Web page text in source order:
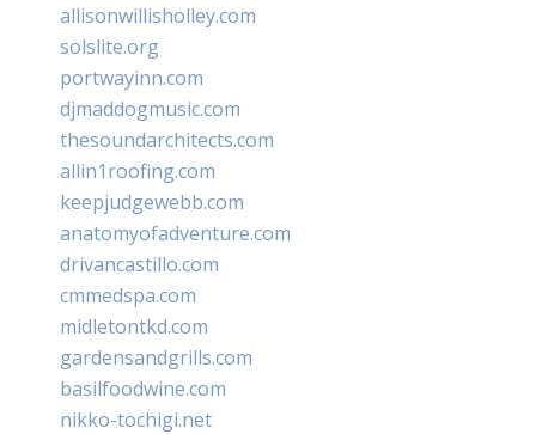
allisonwillisholley.com
solslite.org
portwayinn.com
djmaddogmusic.com
thesoundarchitects.com
allin1roofing.com
keepjudgewebb.com
anatomyofadventure.com
drivancastillo.com
cmmedspa.com
midletontkd.com
gardensandgrills.com
basilfoodwine.com
nikko-tochigi.net